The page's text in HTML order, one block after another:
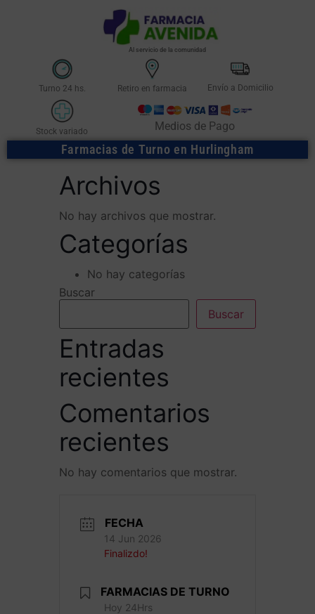
Al servicio de la comunidad
Turno 24 hs. Retiro en farmacia Envío a Domicilio
Stock variado Medios de Pago
Farmacias de Turno en Hurlingham
Archivos
No hay archivos que mostrar.
Categorías
No hay categorías
Buscar
Buscar
Entradas
recientes
Comentarios
recientes
No hay comentarios que mostrar.
FECHA
14 Jun 2026
Finalizdo!
FARMACIAS DE TURNO
Hoy 24Hrs